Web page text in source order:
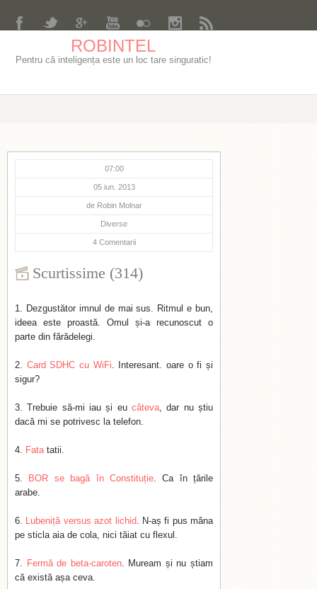
ROBINTEL
Pentru că inteligența este un loc tare singuratic!
07:00
05 iun. 2013
de Robin Molnar
Diverse
4 Comentarii
Scurtissime (314)
Dezgustător imnul de mai sus. Ritmul e bun,
ideea este proastă. Omul și-a recunoscut o
parte din fărădelegi.
Card SDHC cu WiFi. Interesant. oare o fi și
sigur?
Trebuie să-mi iau și eucâteva, dar nu știu
dacă mi se potrivesc la telefon.
Fatatatii.
BOR se bagă în Constituție. Ca în țările
arabe.
Lubeniță versus azot lichid. N-aș fi pus mâna
pe sticla aia de cola, nici tăiat cu flexul.
Fermă de beta-caroten. Muream și nu știam
că există așa ceva.